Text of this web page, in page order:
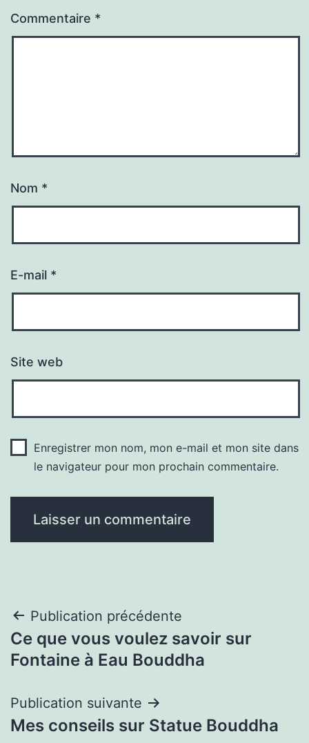
Commentaire *
Nom *
E-mail *
Site web
Enregistrer mon nom, mon e-mail et mon site dans
le navigateur pour mon prochain commentaire.
Navigation
de
Publication précédente
Ce que vous voulez savoir sur
Fontaine à Eau Bouddha
Publication suivante
Mes conseils sur Statue Bouddha